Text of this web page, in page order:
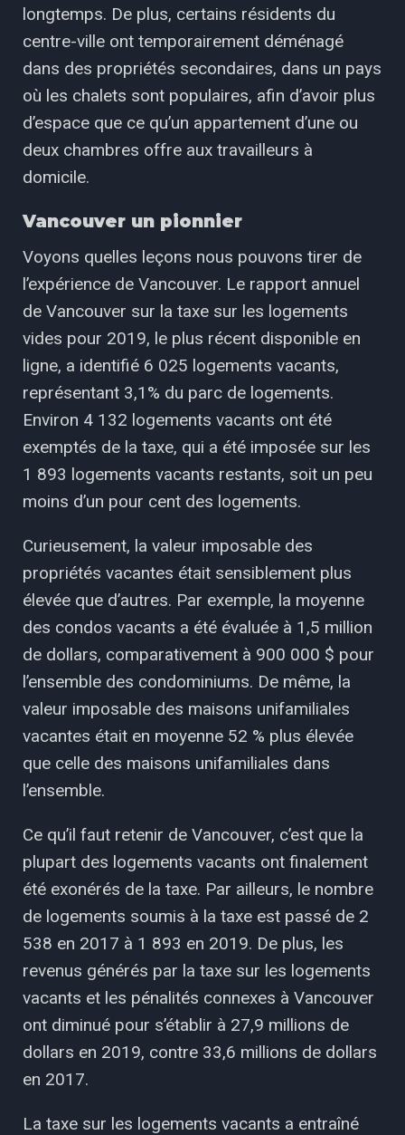
longtemps. De plus, certains résidents du
centre-ville ont temporairement déménagé
dans des propriétés secondaires, dans un pays
où les chalets sont populaires, afin d’avoir plus
d’espace que ce qu’un appartement d’une ou
deux chambres offre aux travailleurs à
domicile.
Vancouver un pionnier
Voyons quelles leçons nous pouvons tirer de
l’expérience de Vancouver. Le rapport annuel
de Vancouver sur la taxe sur les logements
vides pour 2019, le plus récent disponible en
ligne, a identifié 6 025 logements vacants,
représentant 3,1% du parc de logements.
Environ 4 132 logements vacants ont été
exemptés de la taxe, qui a été imposée sur les
1 893 logements vacants restants, soit un peu
moins d’un pour cent des logements.
Curieusement, la valeur imposable des
propriétés vacantes était sensiblement plus
élevée que d’autres. Par exemple, la moyenne
des condos vacants a été évaluée à 1,5 million
de dollars, comparativement à 900 000 $ pour
l’ensemble des condominiums. De même, la
valeur imposable des maisons unifamiliales
vacantes était en moyenne 52 % plus élevée
que celle des maisons unifamiliales dans
l’ensemble.
Ce qu’il faut retenir de Vancouver, c’est que la
plupart des logements vacants ont finalement
été exonérés de la taxe. Par ailleurs, le nombre
de logements soumis à la taxe est passé de 2
538 en 2017 à 1 893 en 2019. De plus, les
revenus générés par la taxe sur les logements
vacants et les pénalités connexes à Vancouver
ont diminué pour s’établir à 27,9 millions de
dollars en 2019, contre 33,6 millions de dollars
en 2017.
La taxe sur les logements vacants a entraîné